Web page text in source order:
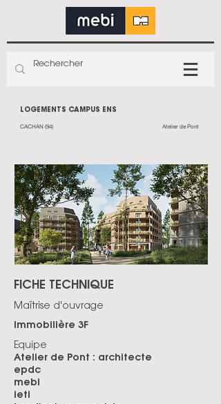
LOGEMENTS CAMPUS ENS
CACHAN (94) Atelier de Pont
FICHE TECHNIQUE
Maîtrise d'ouvrage
Immobilière 3F
Equipe
Atelier de Pont : architecte
epdc
mebi
ieti